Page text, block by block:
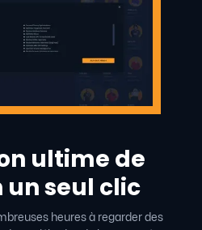
ultime de
seul clic
heures à regarder des